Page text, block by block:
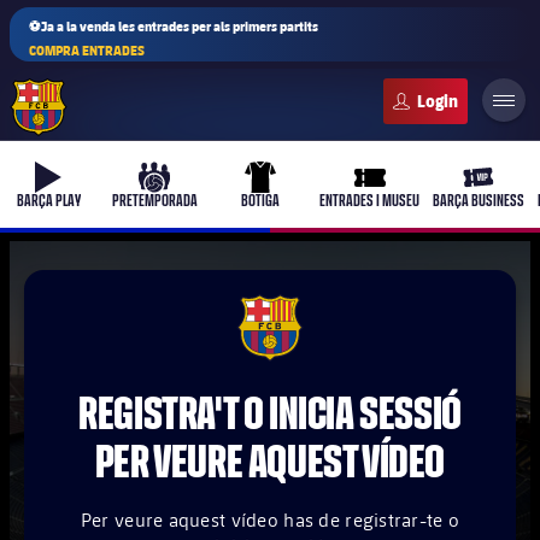
⚽Ja a la venda les entrades per als primers partits
COMPRA ENTRADES
b-play
BARÇA PLAY
culers-ball
PRETEMPORADA
uniform
BOTIGA
ticket-full
ENTRADES I MUSEU
ticket-
BARÇA BUSINESS
plusicon
més
plusicon
més
FCB Barcelona badge
REGISTRA'T O INICIA SESSIÓ
PER VEURE AQUEST VÍDEO
Per veure aquest vídeo has de registrar-te o